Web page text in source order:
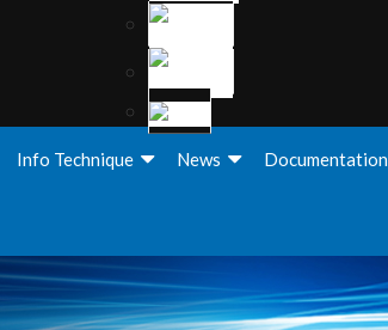
Info Technique News Documentation